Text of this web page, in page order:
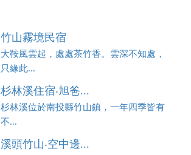
竹山霧境民宿
大鞍風雲起，處處茶竹香。雲深不知處，
只緣此...
杉林溪住宿‧旭爸...
杉林溪位於南投縣竹山鎮，一年四季皆有
不...
溪頭竹山‧空中邊...